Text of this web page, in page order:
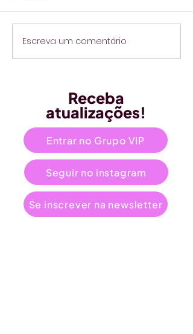
Escreva um comentário
Receba
atualizações!
Entrar no Grupo VIP
Seguir no instagram
Se inscrever na newsletter